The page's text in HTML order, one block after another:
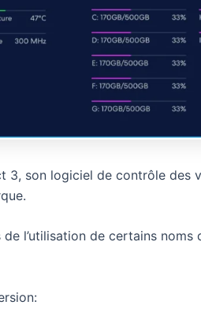
3, son logiciel de contrôle des
l’utilisation de certains noms